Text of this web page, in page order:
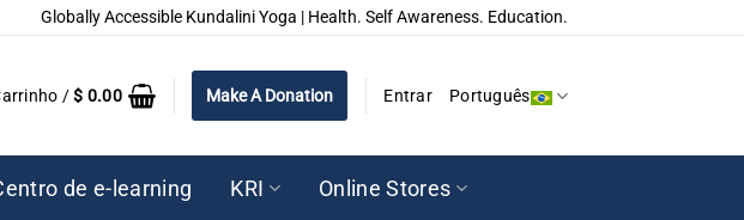
Globally Accessible Kundalini Yoga | Health. Self Awareness. Education.
/$ 0.00 Make A Donation Entrar Português
de e-learning KRI Online Stores